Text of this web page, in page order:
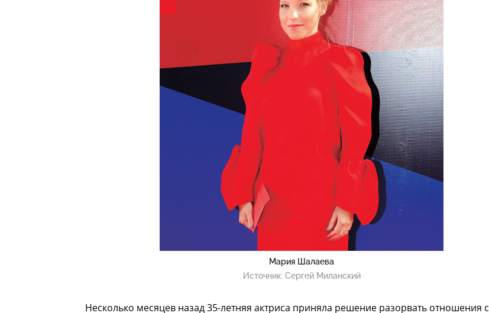
Мария Шалаева
Источник: Сергей Миланский
Несколько месяцев назад 35-летняя актриса приняла решение разорвать отношения с